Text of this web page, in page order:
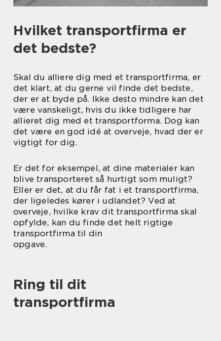
Hvilket transportfirma er
det bedste?
Skal du alliere dig med et transportfirma, er
det klart, at du gerne vil finde det bedste,
der er at byde på. Ikke desto mindre kan det
være vanskeligt, hvis du ikke tidligere har
allieret dig med et transportforma. Dog kan
det være en god idé at overveje, hvad der er
vigtigt for dig.
Er det for eksempel, at dine materialer kan
blive transporteret så hurtigt som muligt?
Eller er det, at du får fat i et transportfirma,
der ligeledes kører i udlandet? Ved at
overveje, hvilke krav dit transportfirma skal
opfylde, kan du finde det helt rigtige
transportfirma til din
opgave.
Ring til dit
transportfirma